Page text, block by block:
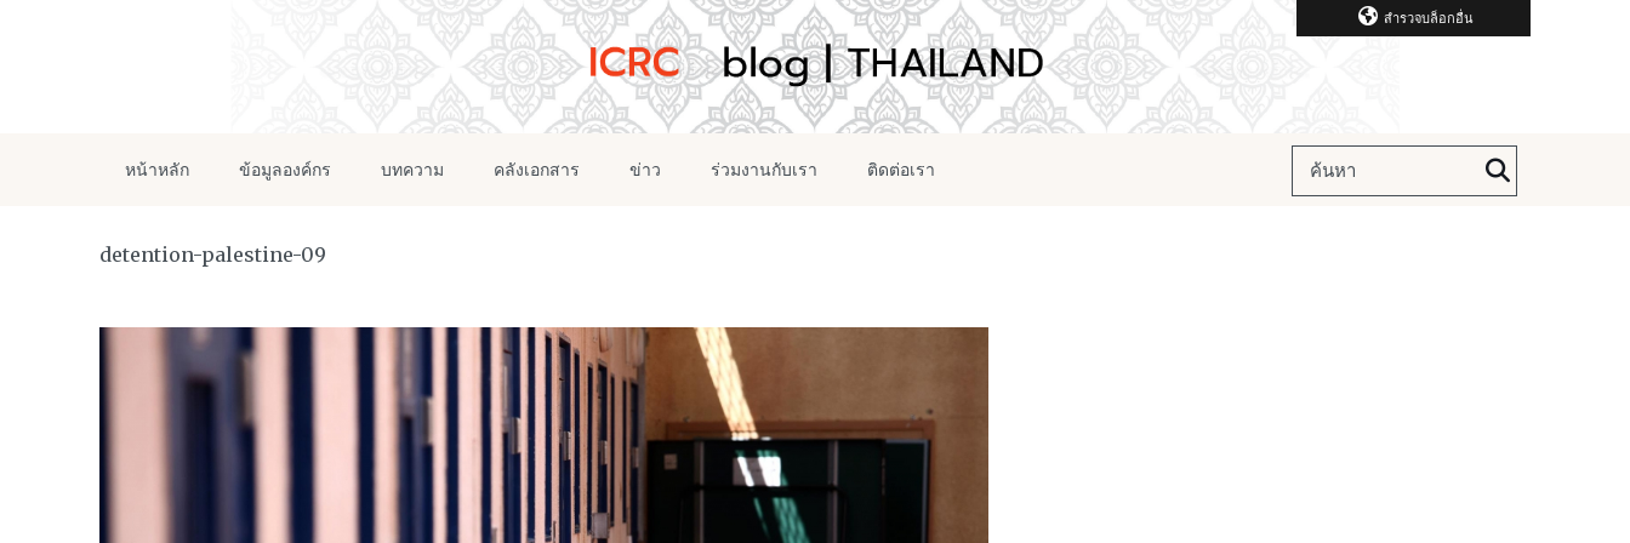
สำรวจบล็อกอื่น
หน้าหลัก ข้อมูลองค์กร บทความ คลังเอกสาร ข่าว ร่วมงานกับเรา ติดต่อเรา
detention-palestine-09